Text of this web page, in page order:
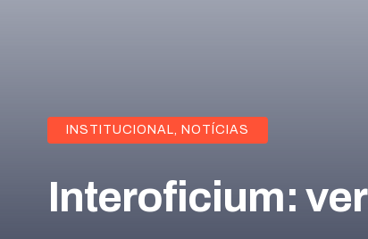
INSTITUCIONAL, NOTÍCIAS
Interoficium: